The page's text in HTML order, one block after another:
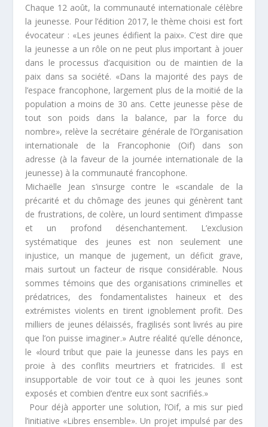
Chaque 12 août, la communauté internationale célèbre
la jeunesse. Pour l’édition 2017, le thème choisi est fort
évocateur : «Les jeunes édifient la paix». C’est dire que
la jeunesse a un rôle on ne peut plus important à jouer
dans le processus d’acquisition ou de maintien de la
paix dans sa société. «Dans la majorité des pays de
l’espace francophone, largement plus de la moitié de la
population a moins de 30 ans. Cette jeunesse pèse de
tout son poids dans la balance, par la force du
nombre», relève la secrétaire générale de l’Organisation
internationale de la Francophonie (Oif) dans son
adresse (à la faveur de la journée internationale de la
jeunesse) à la communauté francophone.
Michaëlle Jean s’insurge contre le «scandale de la
précarité et du chômage des jeunes qui génèrent tant
de frustrations, de colère, un lourd sentiment d’impasse
et un profond désenchantement. L’exclusion
systématique des jeunes est non seulement une
injustice, un manque de jugement, un déficit grave,
mais surtout un facteur de risque considérable. Nous
sommes témoins que des organisations criminelles et
prédatrices, des fondamentalistes haineux et des
extrémistes violents en tirent ignoblement profit. Des
milliers de jeunes délaissés, fragilisés sont livrés au pire
que l’on puisse imaginer.» Autre réalité qu’elle dénonce,
le «lourd tribut que paie la jeunesse dans les pays en
proie à des conflits meurtriers et fratricides. Il est
insupportable de voir tout ce à quoi les jeunes sont
exposés et combien d’entre eux sont sacrifiés.»
Pour déjà apporter une solution, l’Oif, a mis sur pied
l’initiative «Libres ensemble». Un projet impulsé par des